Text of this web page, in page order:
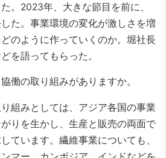
。2023年、大きな節目を前に、
た。事業環境の変化が激しさを増
のように作っていくのか。堀社長
を語ってもらった。
の取り組みがありますか。
組みとしては、アジア各国の事業
りを生かし、生産と販売の両面で
ています。繊維事業についても、